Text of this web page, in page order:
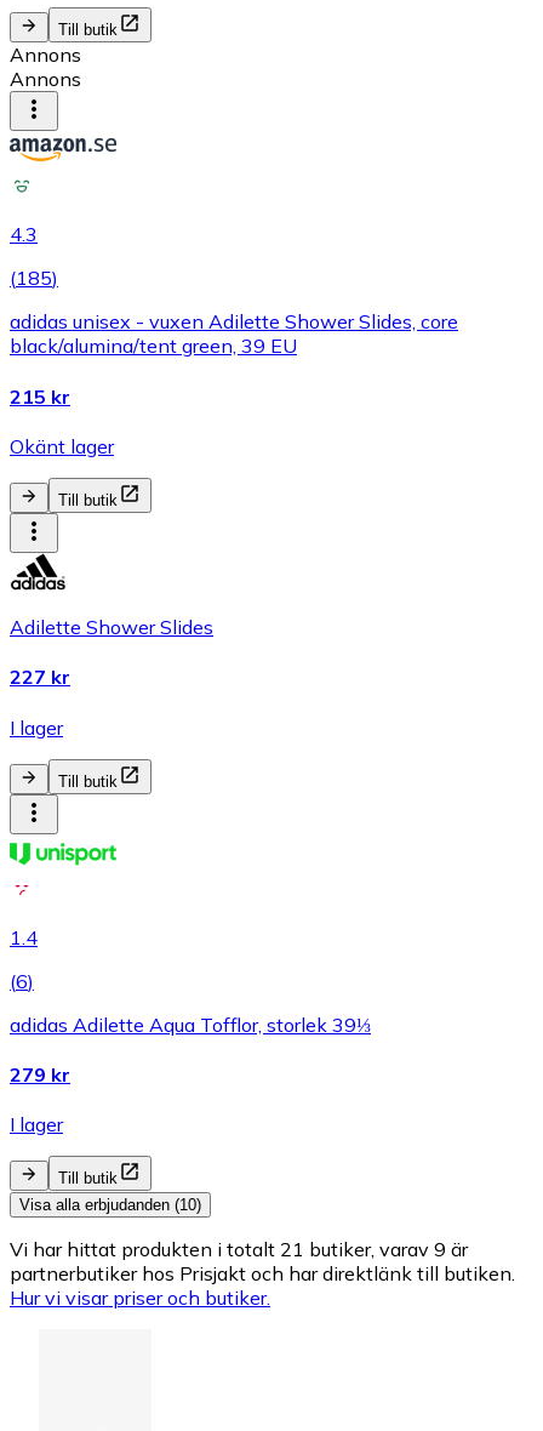
Till butik
Annons
Annons
4.3
(185)
adidas unisex - vuxen Adilette Shower Slides, core
black/alumina/tent green, 39 EU
215 kr
Okänt lager
Till butik
Adilette Shower Slides
227 kr
I lager
Till butik
1.4
(6)
adidas Adilette Aqua Tofflor, storlek 39⅓
279 kr
I lager
Till butik
Visa alla erbjudanden (10)
Vi har hittat produkten i totalt 21 butiker, varav 9 är
partnerbutiker hos Prisjakt och har direktlänk till butiken.
Hur vi visar priser och butiker.